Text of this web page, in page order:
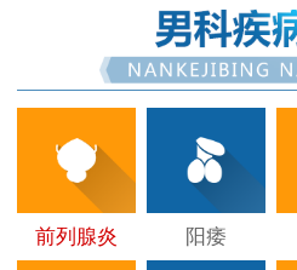
前列腺炎 阳痿